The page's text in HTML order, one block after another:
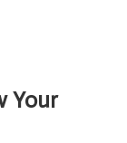
Your